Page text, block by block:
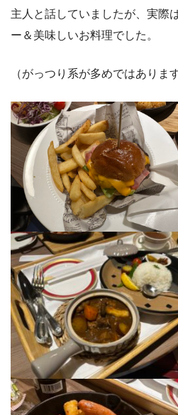
主人と話していましたが、実際
ー＆美味しいお料理でした。
（がっつり系が多めではありま